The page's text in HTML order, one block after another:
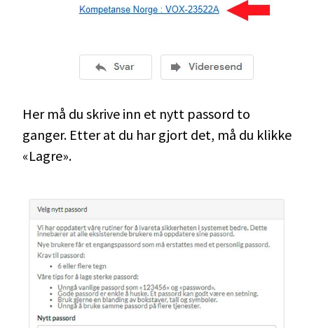
Her må du skrive inn et nytt passord to
ganger. Etter at du har gjort det, må du klikke
«Lagre».